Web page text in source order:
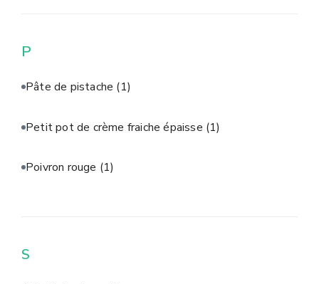
P
Pâte de pistache (1)
Petit pot de crème fraiche épaisse (1)
Poivron rouge (1)
S